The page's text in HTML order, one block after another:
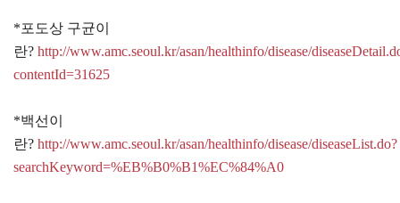
*포도상 구균이
란? http://www.amc.seoul.kr/asan/healthinfo/disease/
contentId=31625
*백선이
란? http://www.amc.seoul.kr/asan/healthinfo/disease/diseaseList.do?
searchKeyword=%EB%B0%B1%EC%84%A0